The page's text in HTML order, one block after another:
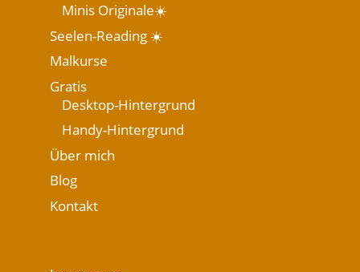
Minis Originale☀️
Seelen-Reading ☀️
Malkurse
Gratis
Desktop-Hintergrund
Handy-Hintergrund
Über mich
Blog
Kontakt